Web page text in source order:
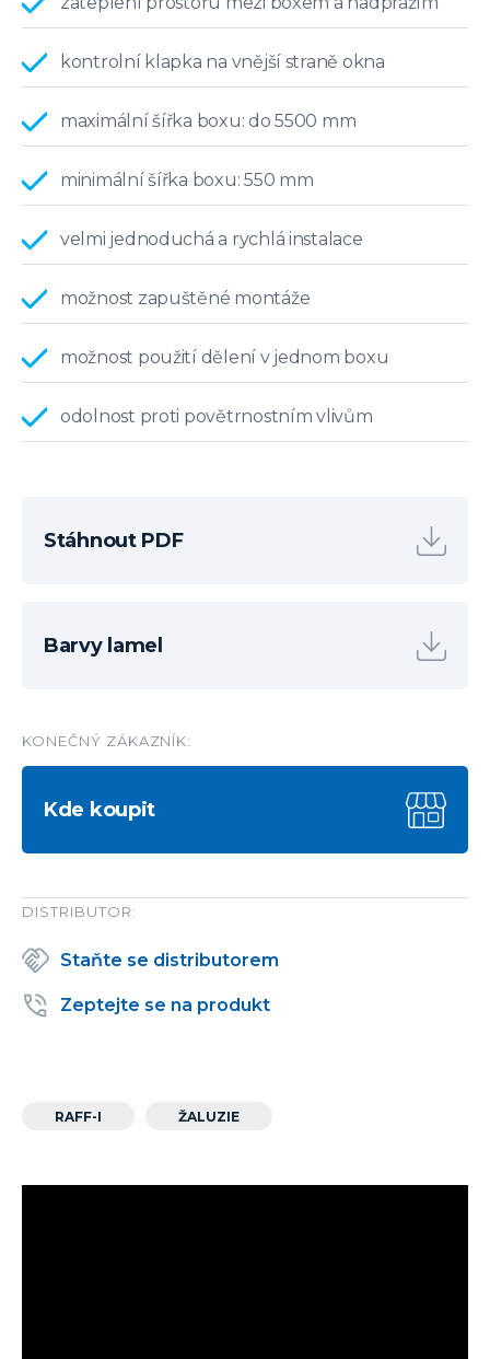
kontrolní klapka na vnější straně okna
maximální šířka boxu: do 5500 mm
minimální šířka boxu: 550 mm
velmi jednoduchá a rychlá instalace
možnost zapuštěné montáže
možnost použití dělení v jednom boxu
odolnost proti povětrnostním vlivům
Stáhnout PDF
Barvy lamel
KONEČNÝ ZÁKAZNÍK:
Kde koupit
DISTRIBUTOR:
Staňte se distributorem
Zeptejte se na produkt
RAFF-I ŽALUZIE